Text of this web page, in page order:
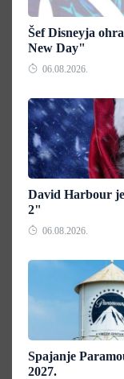
Šef Disneyja
New Day"
06.08.2026.
David Harbour
2"
06.08.2026.
Spajanje
2027.